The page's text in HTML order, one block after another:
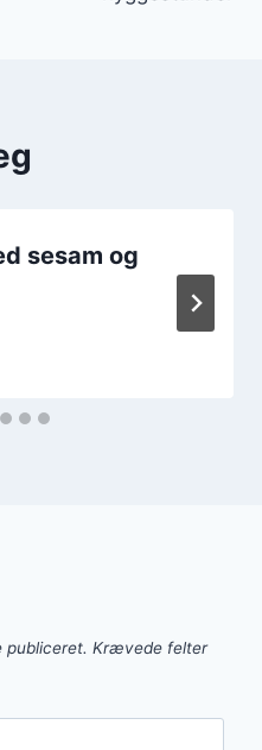
sesam og
publiceret. Krævede felter